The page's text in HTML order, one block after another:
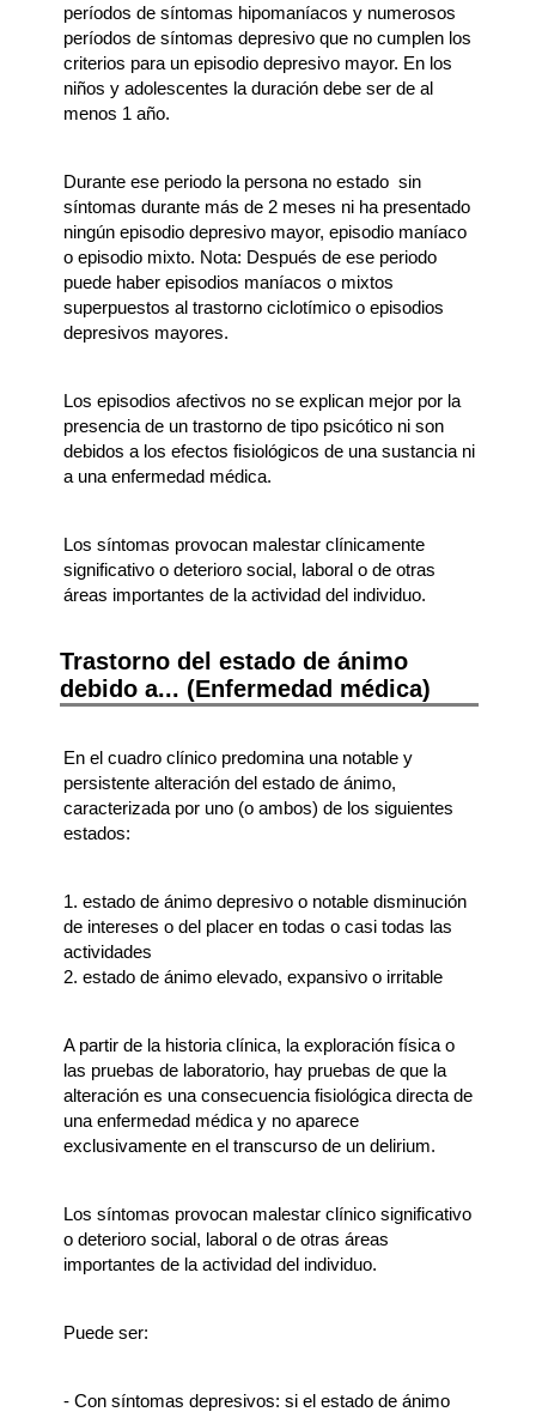
períodos de síntomas hipomaníacos y numerosos
períodos de síntomas depresivo que no cumplen los
criterios para un episodio depresivo mayor. En los
niños y adolescentes la duración debe ser de al
menos 1 año.
Durante ese periodo la persona no estado sin
síntomas durante más de 2 meses ni ha presentado
ningún episodio depresivo mayor, episodio maníaco
o episodio mixto. Nota: Después de ese periodo
puede haber episodios maníacos o mixtos
superpuestos al trastorno ciclotímico o episodios
depresivos mayores.
Los episodios afectivos no se explican mejor por la
presencia de un trastorno de tipo psicótico ni son
debidos a los efectos fisiológicos de una sustancia ni
a una enfermedad médica.
Los síntomas provocan malestar clínicamente
significativo o deterioro social, laboral o de otras
áreas importantes de la actividad del individuo.
Trastorno del estado de ánimo
debido a... (Enfermedad médica)
En el cuadro clínico predomina una notable y
persistente alteración del estado de ánimo,
caracterizada por uno (o ambos) de los siguientes
estados:
1. estado de ánimo depresivo o notable disminución
de intereses o del placer en todas o casi todas las
actividades
2. estado de ánimo elevado, expansivo o irritable
A partir de la historia clínica, la exploración física o
las pruebas de laboratorio, hay pruebas de que la
alteración es una consecuencia fisiológica directa de
una enfermedad médica y no aparece
exclusivamente en el transcurso de un delirium.
Los síntomas provocan malestar clínico significativo
o deterioro social, laboral o de otras áreas
importantes de la actividad del individuo.
Puede ser:
- Con síntomas depresivos: si el estado de ánimo